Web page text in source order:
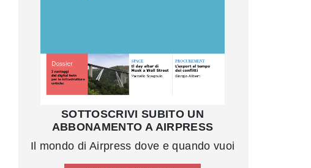
SOTTOSCRIVI SUBITO UN
ABBONAMENTO A AIRPRESS
Il mondo di Airpress dove e quando vuoi